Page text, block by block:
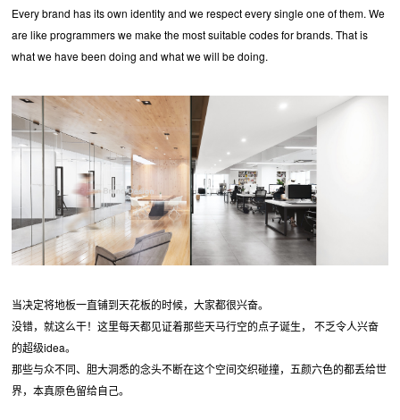
Every brand has its own identity and we respect every single one of them. We
are like programmers we make the most suitable codes for brands. That is
what we have been doing and what we will be doing.
当决定将地板一直铺到天花板的时候，大家都很兴奋。
没错，就这么干！这里每天都见证着那些天马行空的点子诞生， 不乏令人兴奋
的超级idea。
那些与众不同、胆大洞悉的念头不断在这个空间交织碰撞，五颜六色的都丢给世
界，本真原色留给自己。